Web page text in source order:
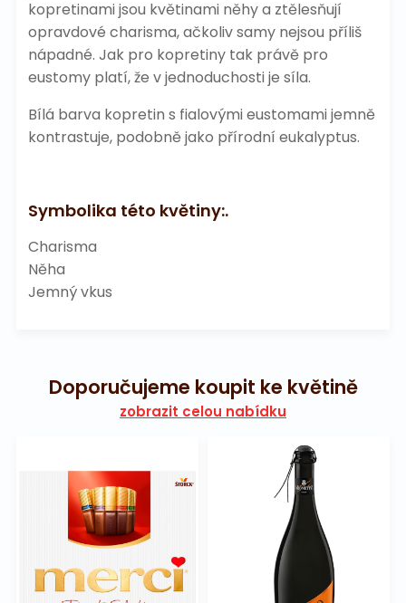
kopretinami jsou květinami něhy a ztělesňují
opravdové charisma, ačkoliv samy nejsou příliš
nápadné. Jak pro kopretiny tak právě pro
eustomy platí, že v jednoduchosti je síla.
Bílá barva kopretin s fialovými eustomami jemně
kontrastuje, podobně jako přírodní eukalyptus.
Symbolika této květiny:.
Charisma
Něha
Jemný vkus
Doporučujeme koupit ke květině
zobrazit celou nabídku